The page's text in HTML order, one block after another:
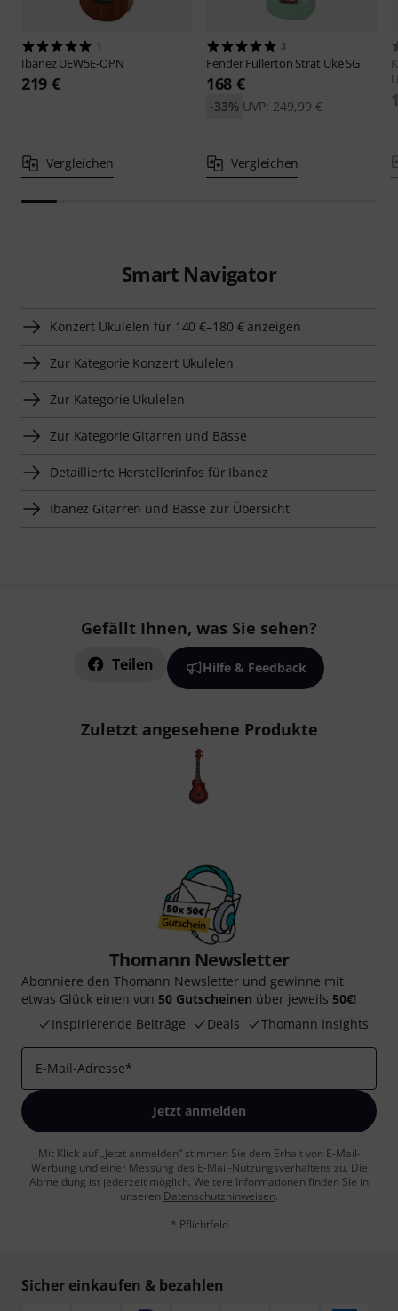
1
IbanezUEW5E-OPN
219 €
Vergleichen
3
FenderFullerton Strat Uke SG
168 €
UVP: 249,99 €
-33%
Vergleichen
Smart Navigator
Konzert Ukulelen für 140 €–180 € anzeigen
Zur Kategorie Konzert Ukulelen
Zur Kategorie Ukulelen
Zur Kategorie Gitarren und Bässe
Detaillierte Herstellerinfos für Ibanez
Ibanez Gitarren und Bässe zur Übersicht
Gefällt Ihnen, was Sie sehen?
Teilen Hilfe & Feedback
Zuletzt angesehene Produkte
Thomann Newsletter
Abonniere den Thomann Newsletter und gewinne mit
etwas Glück einen von 50 Gutscheinen über jeweils 50€!
Inspirierende Beiträge
Deals Thomann Insights
E-Mail-Adresse*
Jetzt anmelden
Mit Klick auf „Jetzt anmelden“ stimmen Sie dem Erhalt von E-Mail-
Werbung und einer Messung des E-Mail-Nutzungsverhaltens zu. Die
Abmeldung ist jederzeit möglich. Weitere Informationen finden Sie in
unseren Datenschutzhinweisen.
* Pflichtfeld
Sicher einkaufen & bezahlen